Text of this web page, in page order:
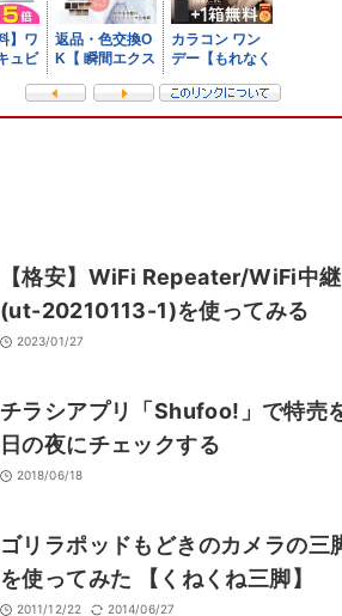
【格安】WiFi Repeater/WiFi中
(ut-20210113-1)を使ってみる
2023/01/27
チラシアプリ「Shufoo!」で特売
日の夜にチェックする
2018/06/18
ゴリラポッドもどきのカメラの三
を使ってみた 【くねくね三脚】
2011/12/22 2014/06/27